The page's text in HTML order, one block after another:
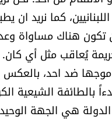
كما نريد ان
تكون هناك مساواة
يُعاقب مثل أي
ضد احد، بالعكس
بالطائفة الشيعية
هي الجهة